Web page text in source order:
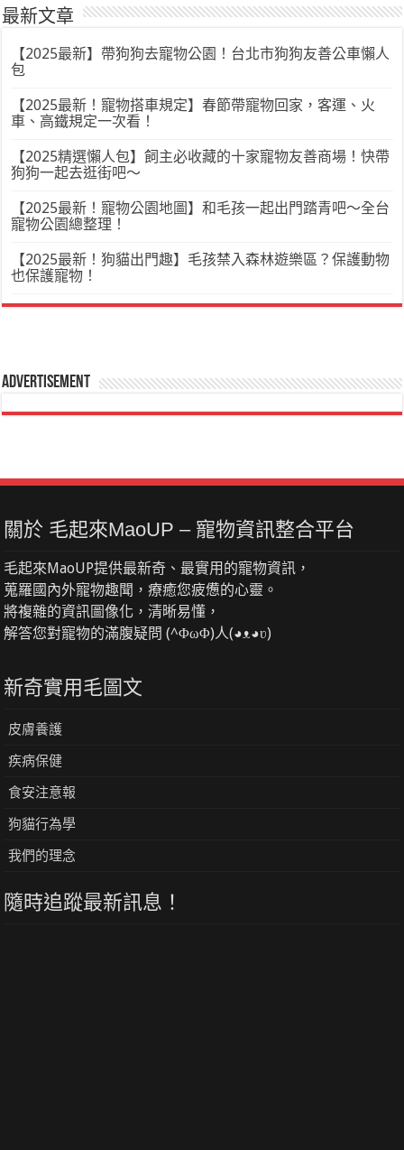
最新文章
【2025最新】帶狗狗去寵物公園！台北市狗狗友善公車懶人
包
【2025最新！寵物搭車規定】春節帶寵物回家，客運、火
車、高鐵規定一次看！
【2025精選懶人包】飼主必收藏的十家寵物友善商場！快帶
狗狗一起去逛街吧～
【2025最新！寵物公園地圖】和毛孩一起出門踏青吧～全台
寵物公園總整理！
【2025最新！狗貓出門趣】毛孩禁入森林遊樂區？保護動物
也保護寵物！
Advertisement
關於 毛起來MaoUP – 寵物資訊整合平台
毛起來MaoUP提供最新奇、最實用的寵物資訊，
蒐羅國內外寵物趣聞，療癒您疲憊的心靈。
將複雜的資訊圖像化，清晰易懂，
解答您對寵物的滿腹疑問 (^ΦωΦ)人(◕ᴥ◕ʋ)
新奇實用毛圖文
皮膚養護
疾病保健
食安注意報
狗貓行為學
我們的理念
隨時追蹤最新訊息！